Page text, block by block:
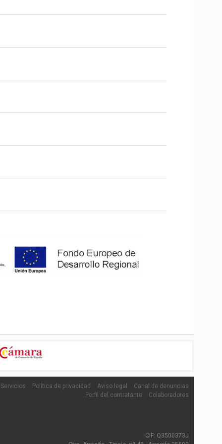
Servicios Política de privacidad Aviso legal
Canal de denuncias
Perfil del contratante
Colaboradores
CIF: Q3500373J